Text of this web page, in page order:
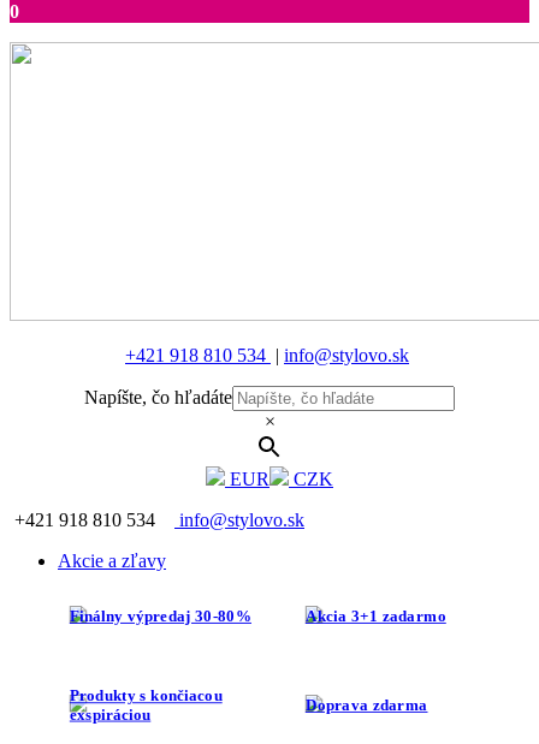
0
+421 918 810 534 | info@stylovo.sk
Napíšte, čo hľadáte
×
EUR
CZK
+421 918 810 534
info@stylovo.sk
Akcie a zľavy
Finálny výpredaj 30-80% Akcia 3+1 zadarmo
Produkty s končiacou
exspiráciou
Doprava zdarma